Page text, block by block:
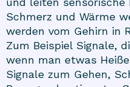
Schmerz und Wärme
werden vom Gehirn in
Zum Beispiel Signale,
wenn man etwas
Signale zum Gehen,